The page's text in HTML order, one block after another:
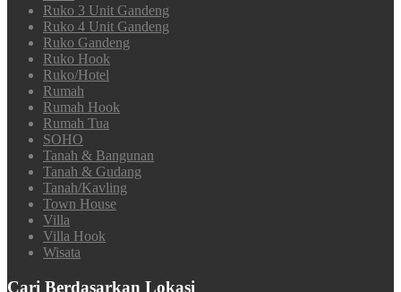
Ruko 3 Unit Gandeng
Ruko 4 Unit Gandeng
Ruko Gandeng
Ruko Hook
Ruko/Hotel
Rumah
Rumah Hook
Rumah Tua
SOHO
Tanah & Bangunan
Tanah & Gudang
Tanah/Kavling
Town House
Villa
Villa Hook
Wisata
Cari Berdasarkan Lokasi